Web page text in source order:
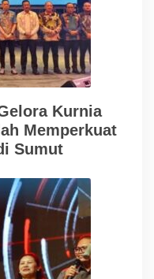
Kurnia
Memperkuat
Sumut